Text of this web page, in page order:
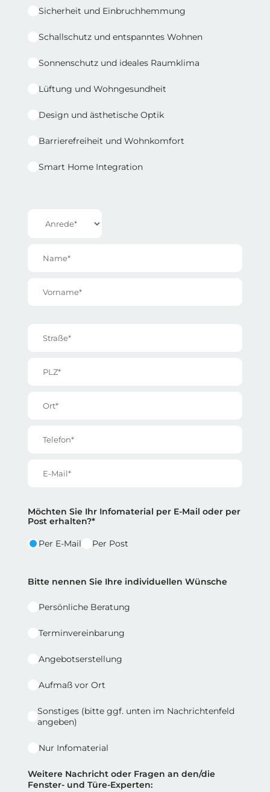
Sicherheit und Einbruchhemmung
Schallschutz und entspanntes Wohnen
Sonnenschutz und ideales Raumklima
Lüftung und Wohngesundheit
Design und ästhetische Optik
Barrierefreiheit und Wohnkomfort
Smart Home Integration
Reihe 2
Reihe 2 | Spalte 1
Möchten Sie Ihr Infomaterial per E-Mail oder per
Post erhalten?*
Per E-Mail Per Post
Reihe 2 | Spalte 2
Bitte nennen Sie Ihre individuellen Wünsche
Persönliche Beratung
Terminvereinbarung
Angebotserstellung
Aufmaß vor Ort
Sonstiges (bitte ggf. unten im Nachrichtenfeld
angeben)
Nur Infomaterial
Weitere Nachricht oder Fragen an den/die
Fenster- und Türe-Experten: